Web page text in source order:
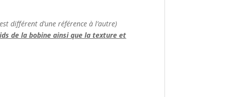
différent d’une référence à l’autre)
de la bobine ainsi que la texture et